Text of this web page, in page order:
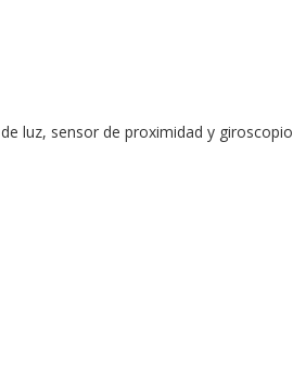
luz, sensor de proximidad y giroscopio